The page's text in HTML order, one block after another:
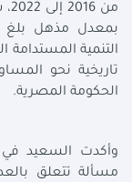
التنمية المستدامة
تاريخية نحو
الحكومة المصرية.
وأكدت السعيد في
مسألة تتعلق